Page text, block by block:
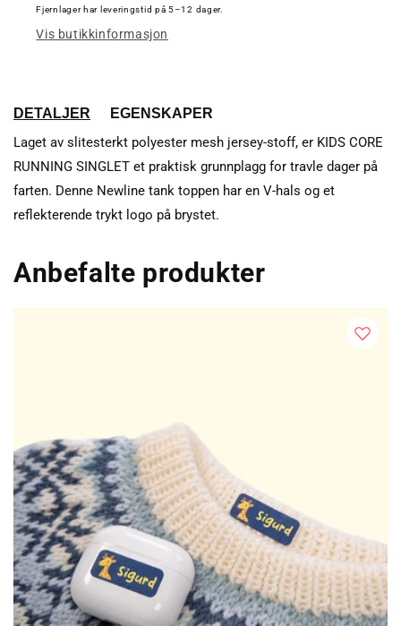
Fjernlager har leveringstid på 5–12 dager.
Vis butikkinformasjon
DETALJER EGENSKAPER
Laget av slitesterkt polyester mesh jersey-stoff, er KIDS CORE
RUNNING SINGLET et praktisk grunnplagg for travle dager på
farten. Denne Newline tank toppen har en V-hals og et
reflekterende trykt logo på brystet.
Anbefalte produkter